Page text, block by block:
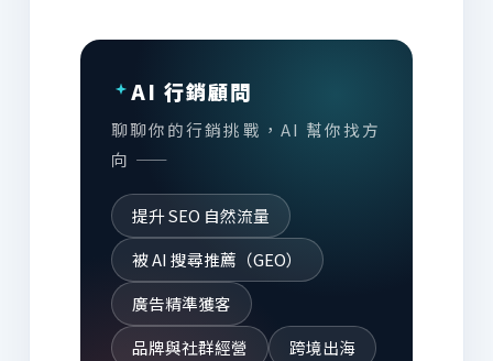
AI 行銷顧問
聊聊你的行銷挑戰，AI 幫你找方
向 ——
提升 SEO 自然流量
被 AI 搜尋推薦（GEO）
廣告精準獲客
品牌與社群經營
跨境出海